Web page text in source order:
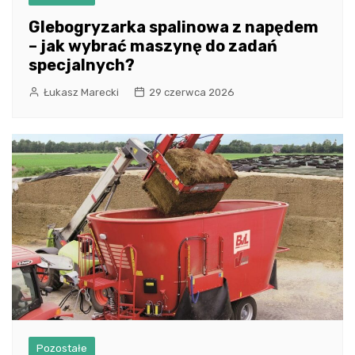
Glebogryzarka spalinowa z napędem
– jak wybrać maszynę do zadań
specjalnych?
Łukasz Marecki 29 czerwca 2026
Pozostałe